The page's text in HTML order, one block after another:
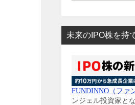
未来のIPO株を持
FUNDINNO（ファ
ンジェル投資家と